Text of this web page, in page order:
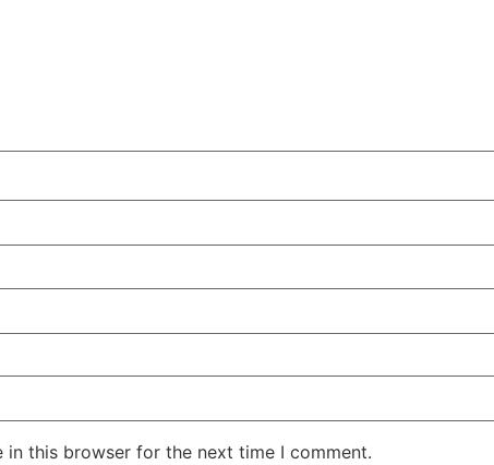
in this browser for the next time I comment.